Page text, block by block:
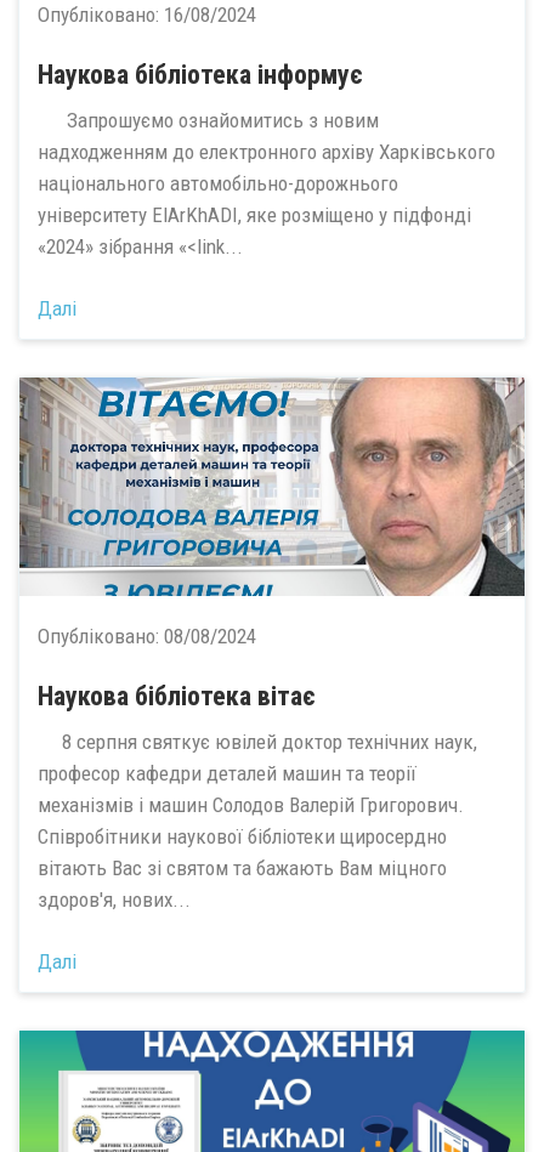
Опубліковано: 16/08/2024
Наукова бібліотека інформує
Запрошуємо ознайомитись з новим
надходженням до електронного архіву Харківського
національного автомобільно-дорожнього
університету ElArKhADI, яке розміщено у підфонді
«2024» зібрання «<link...
Далі
Опубліковано: 08/08/2024
Наукова бібліотека вітає
8 серпня святкує ювілей доктор технічних наук,
професор кафедри деталей машин та теорії
механізмів і машин Солодов Валерій Григорович.
Співробітники наукової бібліотеки щиросердно
вітають Вас зі святом та бажають Вам міцного
здоров'я, нових...
Далі